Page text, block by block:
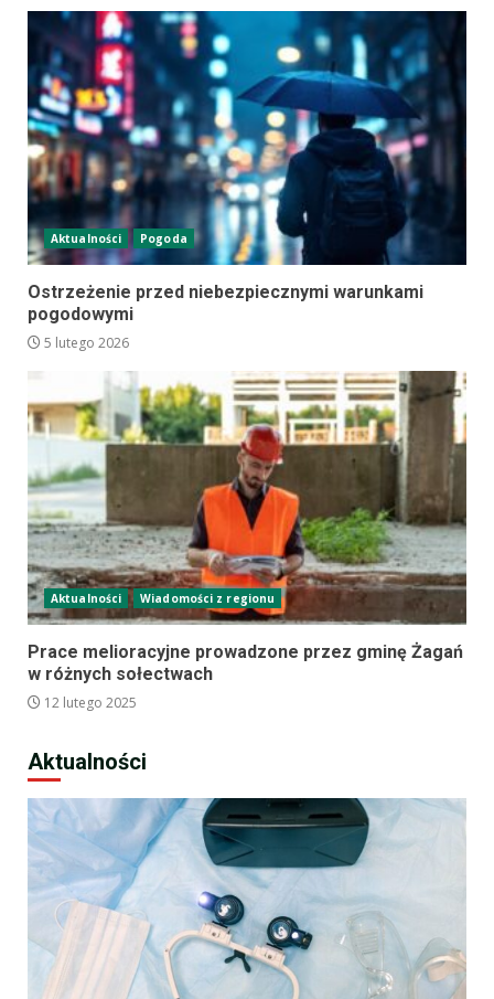
Aktualności Pogoda
Ostrzeżenie przed niebezpiecznymi warunkami
pogodowymi
5 lutego 2026
Aktualności Wiadomości z regionu
Prace melioracyjne prowadzone przez gminę Żagań
w różnych sołectwach
12 lutego 2025
Aktualności